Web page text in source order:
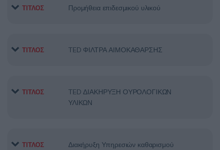
ΤΙΤΛΟΣ Προμήθεια επιδεσμικού υλικού
ΤΙΤΛΟΣ TED ΦΙΛΤΡΑ ΑΙΜΟΚΑΘΑΡΣΗΣ
ΤΙΤΛΟΣ
TED ΔΙΑΚΗΡΥΞΗ ΟΥΡΟΛΟΓΙΚΩΝ
ΥΛΙΚΩΝ
ΤΙΤΛΟΣ
Διακήρυξη Υπηρεσιών καθαρισμού